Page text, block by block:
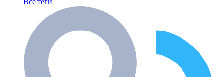
Все теги